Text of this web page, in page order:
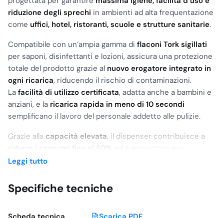
riduzione degli sprechi in ambienti ad alta frequentazione
come uffici, hotel, ristoranti, scuole e strutture sanitarie.
Compatibile con un’ampia gamma di flaconi Tork sigillati
per saponi, disinfettanti e lozioni, assicura una protezione
totale del prodotto grazie al nuovo erogatore integrato in
ogni ricarica, riducendo il rischio di contaminazioni.
La facilità di utilizzo certificata, adatta anche a bambini e
anziani, e la ricarica rapida in meno di 10 secondi
semplificano il lavoro del personale addetto alle pulizie.
Grazie alla capacità elevata, il dispenser contribuisce a
ridurre i consumi fino al 50%
supportare
Il design moderno della lineaTork Elevation
l’ambiente bagno e lascia un’impressione positiva e
Leggi tutto
Specifiche tecniche